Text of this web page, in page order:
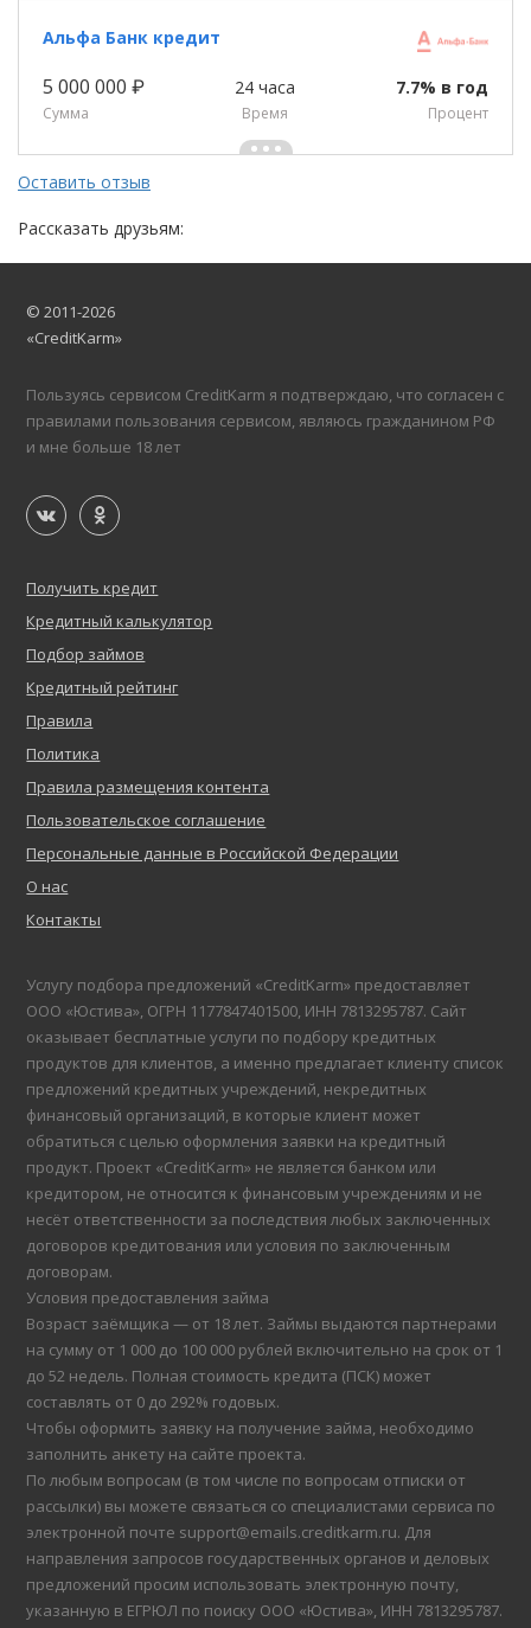
Альфа Банк кредит
5 000 000 ₽
Сумма
24 часа
Время
7.7% в год
Процент
Оставить отзыв
Рассказать друзьям:
© 2011-2026
«CreditKarm»
Пользуясь сервисом CreditKarm я подтверждаю, что согласен с
правилами пользования сервисом, являюсь гражданином РФ
и мне больше 18 лет
Получить кредит
Кредитный калькулятор
Подбор займов
Кредитный рейтинг
Правила
Политика
Правила размещения контента
Пользовательское соглашение
Персональные данные в Российской Федерации
О нас
Контакты
Услугу подбора предложений «CreditKarm» предоставляет
ООО «Юстива», ОГРН 1177847401500, ИНН 7813295787. Сайт
оказывает бесплатные услуги по подбору кредитных
продуктов для клиентов, а именно предлагает клиенту список
предложений кредитных учреждений, некредитных
финансовый организаций, в которые клиент может
обратиться с целью оформления заявки на кредитный
продукт. Проект «CreditKarm» не является банком или
кредитором, не относится к финансовым учреждениям и не
несёт ответственности за последствия любых заключенных
договоров кредитования или условия по заключенным
договорам.
Условия предоставления займа
Возраст заёмщика — от 18 лет. Займы выдаются партнерами
на сумму от 1 000 до 100 000 рублей включительно на срок от 1
до 52 недель. Полная стоимость кредита (ПСК) может
составлять от 0 до 292% годовых.
Чтобы оформить заявку на получение займа, необходимо
заполнить анкету на сайте проекта.
По любым вопросам (в том числе по вопросам отписки от
рассылки) вы можете связаться со специалистами сервиса по
электронной почте support@emails.creditkarm.ru. Для
направления запросов государственных органов и деловых
предложений просим использовать электронную почту,
указанную в ЕГРЮЛ по поиску ООО «Юстива», ИНН 7813295787.